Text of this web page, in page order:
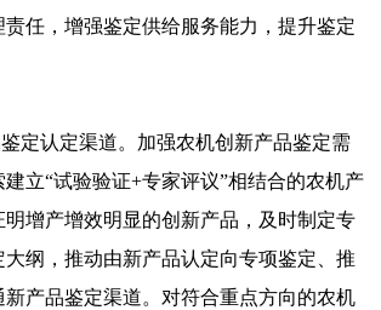
任，增强鉴定供给服务能力，提升鉴定
定认定渠道。加强农机创新产品鉴定需
立“试验验证+专家评议”相结合的农机产
增产增效明显的创新产品，及时制定专
纲，推动由新产品认定向专项鉴定、推
新产品鉴定渠道。对符合重点方向的农机